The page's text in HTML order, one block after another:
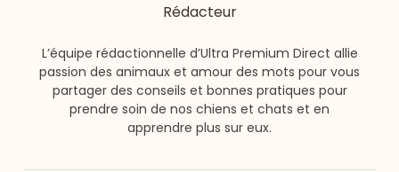
Rédacteur
L’équipe rédactionnelle d’Ultra Premium Direct allie
passion des animaux et amour des mots pour vous
partager des conseils et bonnes pratiques pour
prendre soin de nos chiens et chats et en
apprendre plus sur eux.